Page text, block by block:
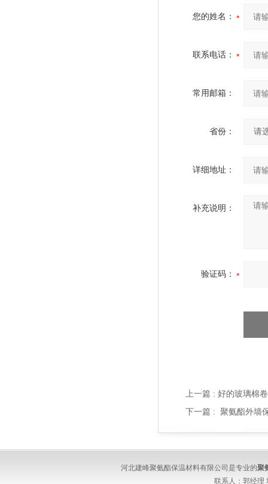
您的姓名：
联系电话：
常用邮箱：
省份：
详细地址：
补充说明：
验证码：
上一篇 : 好的玻璃棉
下一篇 : 聚氨酯外墙
河北建峰聚氨酯保温材料有限公司是专业的聚
联系人：郭经理